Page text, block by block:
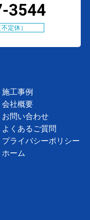
3544
定休）
施工事例
会社概要
お問い合わせ
よくあるご質問
プライバシーポリシー
ホーム